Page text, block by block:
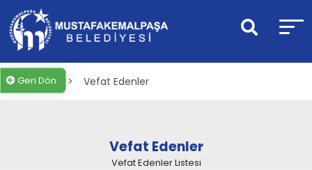
Geri Dön
Anasayfa > Vefat Edenler
Vefat Edenler
Vefat Edenler Listesi